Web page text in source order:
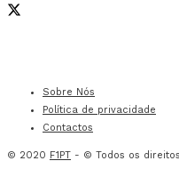
Sobre Nós
Política de privacidade
Contactos
© 2020 F1PT - © Todos os